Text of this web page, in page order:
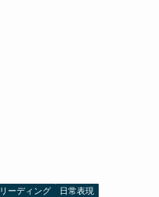
リーディング
日常表現